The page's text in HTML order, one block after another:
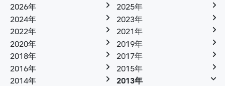
2026年
2025年
2024年
2023年
2022年
2021年
2020年
2019年
2018年
2017年
2016年
2015年
2014年
2013年